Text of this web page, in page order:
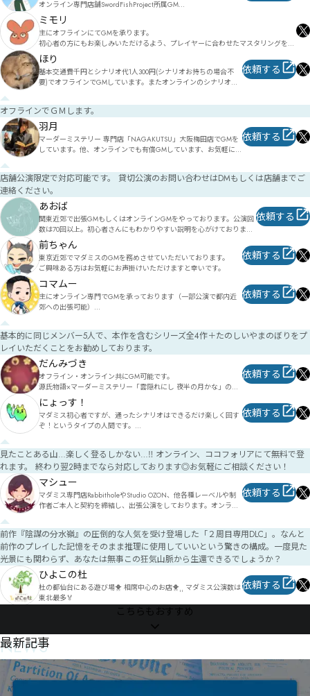
オンライン専門店舗SwordFishProject所属GM
GM経験数200↑
長時間シナリオを好みます。
ミモリ
主にオフラインにてGMを承ります。
初心者の方にもお楽しみいただけるよう、プレイヤーに合わせたマスタリングをこ
ころがけていますᕙ( ˙-˙ )
マーダーミステリー専門店 ジョイマダでもGMをしています。
各種SNSのDMよりお気軽にご相談ください。
ほり
基本交通費千円とシナリオ代1人300円(シナリオお持ちの場合不
要)でオフラインでGMしています。またオンラインのシナリオを
ナリオがありましたら、ご相談ください。
実績:
マダミス制作:やらかし勇者(シナリオ、デザイン担当)
改編加筆シナリオ:玉座の闇(オープニング、幕間、エンディング
ムービー制作、演出追加)
薄暮の咲い聲(加筆、エピローグ追加、演出追加)
依頼する
オフラインでＧＭします。
羽月
マーダーミステリー 専門店「NAGAKUTSU」大阪梅田店でGMを
しています。他、オンラインでも有償GMしています、お気軽にご
依頼する
店舗公演限定で対応可能です。 貸切公演のお問い合わせはDMもしくは店舗までご
連絡ください。
あおば
関東近郊で出張GMもしくはオンラインGMをやっております。公演回
数は70回以上。初心者さんにもわかりやすい説明を心がけておりま
す。出張ＧＭはシナリオ代＋交通費＋1人800円(場所代別途)、オンライ
ンＧＭはシナリオ代＋1人500円です。出張は土日のみ。オンラインは
平日・土日ともに対応可能なのでご相談ください。
依頼する
前ちゃん
東京近郊でマダミスのGMを務めさせていただいております。
ご興味ある方はお気軽にお声掛けいただけますと幸いです。
依頼する
コマムー
主にオンライン専門でGMを承っております（一部公演で都内近
郊への出張可能）
モチベは高いつもりですがアマチュアです、ご容赦くださいま
せ。
テーマパーク（TDR等）でのアテンド経験を活かし、
作品の魅力を引き立てつつ、主役であるPL様に対する没入感の高
い物語体験の
提供とセッションづくりを目指しています。
会社員のため、土・日・祝日および平日夜に承っております。
依頼する
基本的に同じメンバー5人で、本作を含むシリーズ全4作＋たのしいやまのぼりをプ
レイいただくことをお勧めしております。
だんみづき
オフライン・オンライン共にGM可能です。
源氏物語×マーダーミステリー「雲隠れにし 夜半の月かな」のシ
ナリオ・原案・監修を担当しました。
上記シナリオの作者GMをご希望の方は、出張の場合に限り和服
の着用も可能です。
のが好きなので、思い切ってGM登録してしまいました（照）
依頼する
にょっす！
マダミス初心者ですが、通ったシナリオはできるだけ楽しく回す
ぞ！というタイプの人間です。
依頼する
見たことある山…楽しく登るしかない…‼ オンライン、ココフォリアにて無料で登
れます。 終わり翌2時までなら対応しております◎お気軽にご相談ください！
マシュー
マダミス専門店RabbitholeやStudio OZON、他各種レーベルや制
作者ご本人と契約を締結し、出張公演をしております。オンライ
東京（新宿御苑、中野、田町他）であれば、プレイスペースと合
わせてのご案内も可能です。
取り扱いリストに無いタイトルでも対応可能な場合がありますの
で、気軽にお問合せください。
マーダーミステリーゲームGMガイド本、『MurderMystery
GameMaster Guide』、通称『MMGMG』を頒布中です。
https://mochaxana.booth.pm/items/1958288
依頼する
前作『陰謀の分水嶺』の圧倒的な人気を受け登場した「２周目専用DLC」。なんと
前作のプレイした記憶をそのまま推理に使用していいという驚きの構成。一度見た
光景にも関わらず、あなたは無事この狂気山脈から生還できるでしょうか？
ひよこの杜
杜の都仙台にある遊び場🐥 相席中心のお店🐥⸒⸒ マダミス公演数は
東北最多🏅
依頼する
こちらもおすすめ
NEWS
最新記事